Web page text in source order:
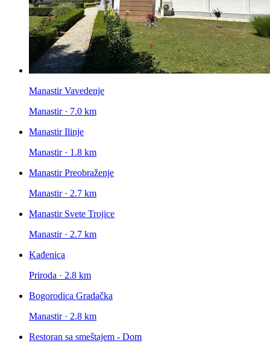
Manastir Vavedenje
Manastir · 7.0 km
Manastir Ilinje
Manastir · 1.8 km
Manastir Preobraženje
Manastir · 2.7 km
Manastir Svete Trojice
Manastir · 2.7 km
Kađenica
Priroda · 2.8 km
Bogorodica Gradačka
Manastir · 2.8 km
Restoran sa smeštajem - Dom